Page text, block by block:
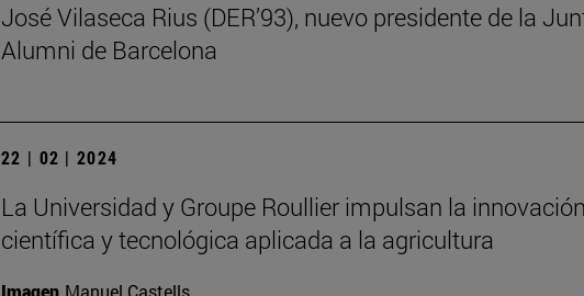
José Vilaseca Rius (DER’93), nuevo presidente de la
Alumni de Barcelona
22 | 02 | 2024
La Universidad y Groupe Roullier impulsan la
científica y tecnológica aplicada a la agricultura
Imagen Manuel Castells